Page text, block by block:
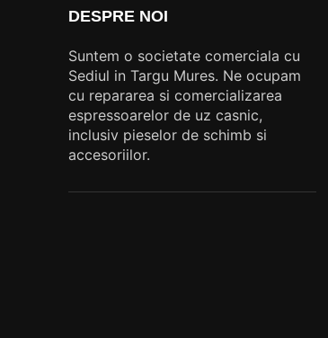
DESPRE NOI
Suntem o societate comerciala cu
Sediul in Targu Mures. Ne ocupam
cu repararea si comercializarea
espressoarelor de uz casnic,
inclusiv pieselor de schimb si
accesoriilor.